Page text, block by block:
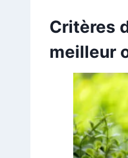
Critères
meilleur